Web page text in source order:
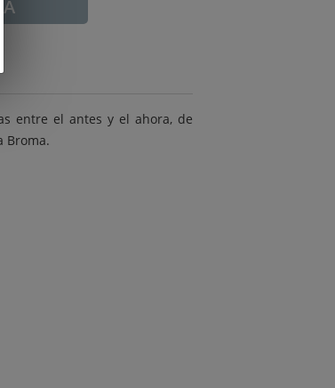
entre el antes y el ahora, de
Broma.